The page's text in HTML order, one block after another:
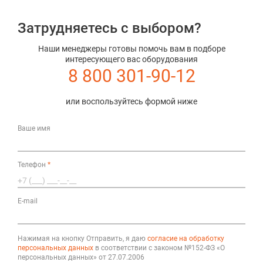
Затрудняетесь с выбором?
Наши менеджеры готовы помочь вам в подборе
интересующего вас оборудования
8 800 301-90-12
или воспользуйтесь формой ниже
Ваше имя
Телефон *
E-mail
Нажимая на кнопку Отправить, я даю согласие на обработку
персональных данных в соответствии с законом №152-ФЗ «О
персональных данных» от 27.07.2006